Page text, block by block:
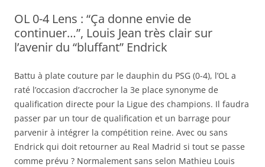
OL 0-4 Lens : “Ça donne envie de
continuer…”, Louis Jean très clair sur
l’avenir du “bluffant” Endrick
Battu à plate couture par le dauphin du PSG (0-4), l’OL a
raté l’occasion d’accrocher la 3e place synonyme de
qualification directe pour la Ligue des champions. Il faudra
passer par un tour de qualification et un barrage pour
parvenir à intégrer la compétition reine. Avec ou sans
Endrick qui doit retourner au Real Madrid si tout se passe
comme prévu ? Normalement sans selon Mathieu Louis